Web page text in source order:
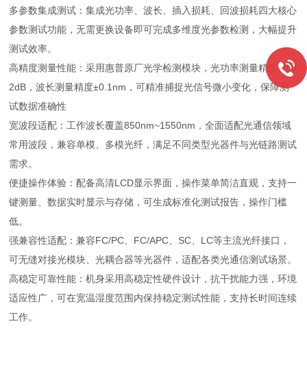
多参数集成测试：集成光功率、波长、插入损耗、回波损耗四大核心
参数测试功能，无需更换设备即可完成多维度光参数检测，大幅提升
测试效率。
高精度测量性能：采用惠普原厂光学检测模块，光功率测量精度±0.0
2dB，波长测量精度±0.1nm，可精准捕捉光信号微小变化，保障测
试数据准确性
宽波段适配：工作波长覆盖850nm~1550nm，全面适配光通信领域
常用波段，兼容单模、多模光纤，满足不同类型光器件与光链路测试
需求。
便捷操作体验：配备高清LCD显示界面，操作菜单简洁直观，支持一
键测量、数据实时显示与存储，可生成标准化测试报告，操作门槛
低。
强兼容性适配：兼容FC/PC、FC/APC、SC、LC等主流光纤接口，
可无缝对接光模块、光耦合器等光器件，适配各类光通信测试场景。
高稳定可靠性能：机身采用高稳定性硬件设计，抗干扰能力强，环境
适应性广，可在宽温湿度范围内保持稳定测试性能，支持长时间连续
工作。